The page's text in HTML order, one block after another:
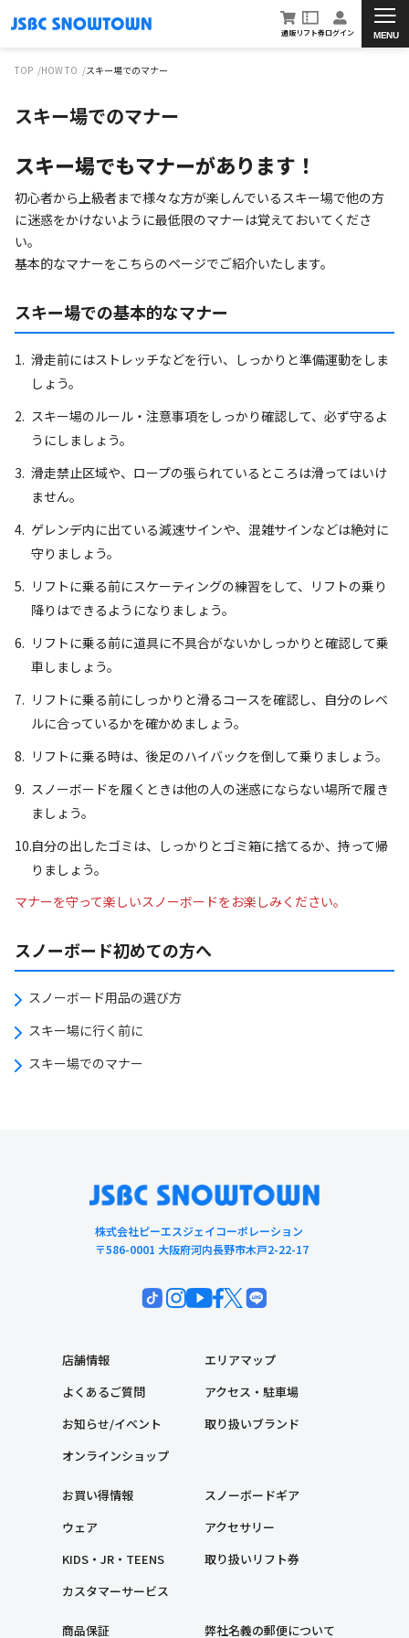
MENU
通販 リフト券ログイン
TOP HOW TO スキー場でのマナー
スキー場でのマナー
スキー場でもマナーがあります！
初心者から上級者まで様々な方が楽しんでいるスキー場で他の方
に迷惑をかけないように最低限のマナーは覚えておいてくださ
い。
基本的なマナーをこちらのページでご紹介いたします。
スキー場での基本的なマナー
滑走前にはストレッチなどを行い、しっかりと準備運動をしま
しょう。
スキー場のルール・注意事項をしっかり確認して、必ず守るよ
うにしましょう。
滑走禁止区域や、ロープの張られているところは滑ってはいけ
ません。
ゲレンデ内に出ている減速サインや、混雑サインなどは絶対に
守りましょう。
リフトに乗る前にスケーティングの練習をして、リフトの乗り
降りはできるようになりましょう。
リフトに乗る前に道具に不具合がないかしっかりと確認して乗
車しましょう。
リフトに乗る前にしっかりと滑るコースを確認し、自分のレベ
ルに合っているかを確かめましょう。
リフトに乗る時は、後足のハイバックを倒して乗りましょう。
スノーボードを履くときは他の人の迷惑にならない場所で履き
ましょう。
自分の出したゴミは、しっかりとゴミ箱に捨てるか、持って帰
りましょう。
マナーを守って楽しいスノーボードをお楽しみください。
スノーボード初めての方へ
スノーボード用品の選び方
スキー場に行く前に
スキー場でのマナー
株式会社ピーエスジェイコーポレーション
〒586-0001 大阪府河内長野市木戸2-22-17
店舗情報
エリアマップ
よくあるご質問
アクセス・駐車場
お知らせ/イベント
取り扱いブランド
オンラインショップ
お買い得情報
スノーボードギア
ウェア
アクセサリー
KIDS・JR・TEENS
取り扱いリフト券
カスタマーサービス
商品保証 弊社名義の郵便について